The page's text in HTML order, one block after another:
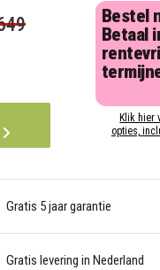
Bestel
Betaal
Klik hier
opties,
Gratis 5 jaar garantie
Gratis levering in Nederland